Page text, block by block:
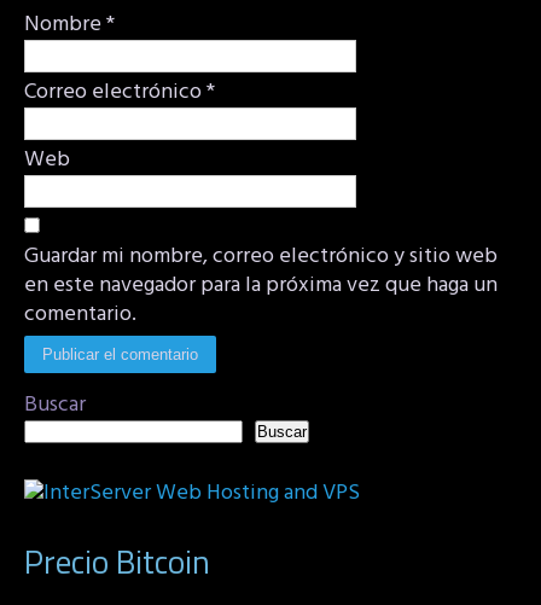
Nombre*
Correo electrónico*
Web
Guardar mi nombre, correo electrónico y sitio web
en este navegador para la próxima vez que haga un
comentario.
Buscar
Buscar
Precio Bitcoin